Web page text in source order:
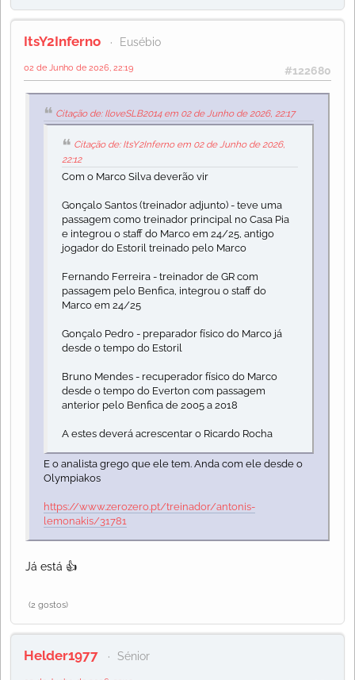
ItsY2Inferno Eusébio
#122680
02 de Junho de 2026, 22:19
Citação de: IloveSLB2014 em 02 de Junho de 2026, 22:17
Citação de: ItsY2Inferno em 02 de Junho de 2026,
22:12
Com o Marco Silva deverão vir
Gonçalo Santos (treinador adjunto) - teve uma
passagem como treinador principal no Casa Pia
e integrou o staff do Marco em 24/25, antigo
jogador do Estoril treinado pelo Marco
Fernando Ferreira - treinador de GR com
passagem pelo Benfica, integrou o staff do
Marco em 24/25
Gonçalo Pedro - preparador físico do Marco já
desde o tempo do Estoril
Bruno Mendes - recuperador físico do Marco
desde o tempo do Everton com passagem
anterior pelo Benfica de 2005 a 2018
A estes deverá acrescentar o Ricardo Rocha
E o analista grego que ele tem. Anda com ele desde o
Olympiakos
https://www.zerozero.pt/treinador/antonis-
lemonakis/31781
Já está 👍
(2 gostos)
Helder1977 Sénior